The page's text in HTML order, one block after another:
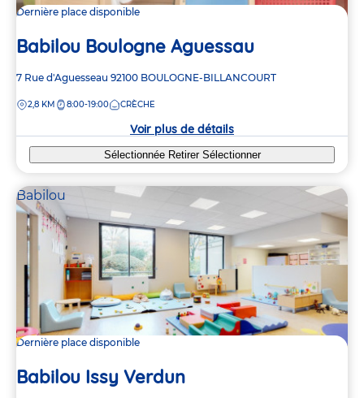
Dernière place disponible
Babilou Boulogne Aguessau
Adresse
la
7 Rue d'Aguesseau 92100 BOULOGNE-BILLANCOURT
DISTANCE
2,8 KM 8:00-19:00 CRÈCHE
Voir plus de détails
Sélectionnée Retirer Sélectionner
Babilou
Dernière place disponible
Babilou Issy Verdun